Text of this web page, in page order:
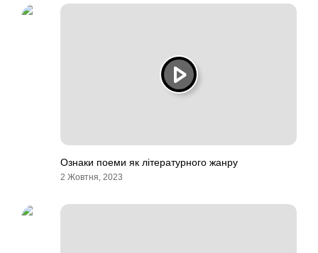
Ознаки поеми як літературного жанру
2 Жовтня, 2023